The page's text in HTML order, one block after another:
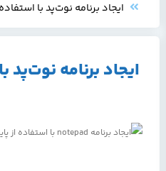
ایجاد برنامه نوت‌پد با
ایجاد برنامه نوت‌پد